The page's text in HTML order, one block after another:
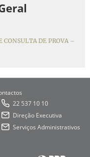
DE PROVA –
22 537 10 10
Direção Executiva
Serviços Administrativos